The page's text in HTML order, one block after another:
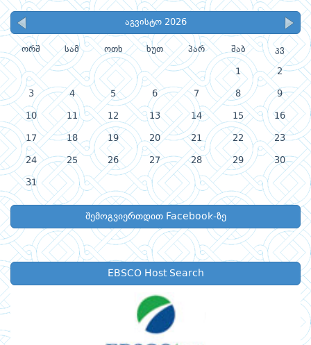
აგვისტო 2026
ორშ სამ ოთხ ხუთ პარ შაბ კვ
1 2
3 4 5 6 7 8 9
10 11 12 13 14 15 16
17 18 19 20 21 22 23
24 25 26 27 28 29 30
31
შემოგვიერთდით Facebook-ზე
EBSCO Host Search